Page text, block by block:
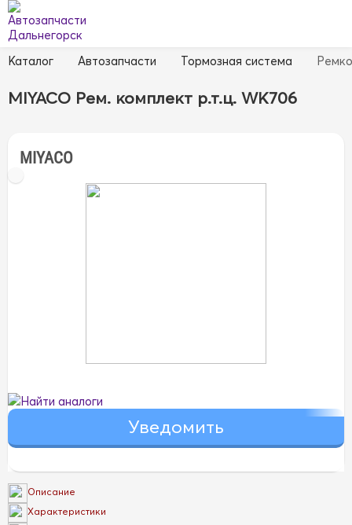
Каталог Автозапчасти Тормозная система
MIYACO Рем. комплект р.т.ц. WK706
MIYACO
Найти аналоги
Описание
Характеристики